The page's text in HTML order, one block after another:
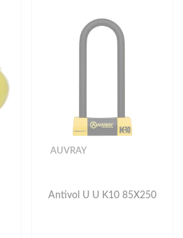
AUVRAY
Antivol U U K10 85X250